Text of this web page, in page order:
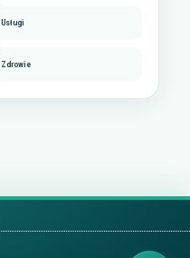
Usługi
Zdrowie